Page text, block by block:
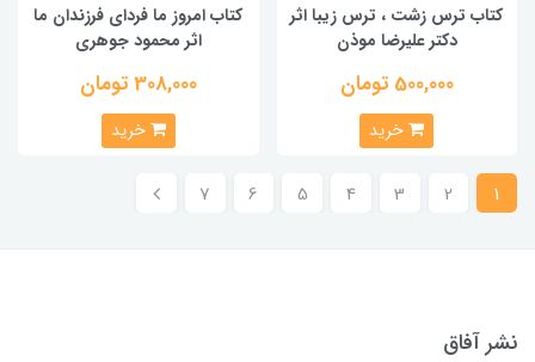
کتاب ترس زشت ، ترس زیبا اثر
دکتر علیرضا موذن
500,000 تومان
خرید
کتاب امروز ما فردای فرزندان ما
اثر محمود جوهری
308,000 تومان
خرید
1
2
3
4
5
6
7
نشر آفاق